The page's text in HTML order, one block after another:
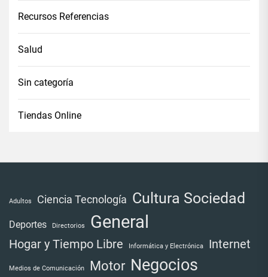
Recursos Referencias
Salud
Sin categoría
Tiendas Online
Adultos Ciencia Tecnología Cultura Sociedad
Deportes Directorios General
Hogar y Tiempo Libre Informática y Electrónica Internet
Medios de Comunicación Motor Negocios